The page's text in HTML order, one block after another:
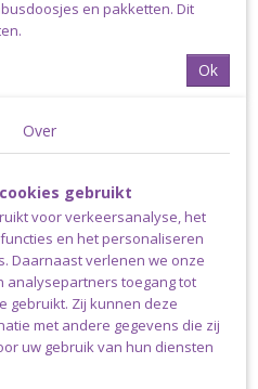
2,75mm
De haaknaalden uit de…
en pakketten. Dit
Ok
Over
gebruikt
voor verkeersanalyse, het
en het personaliseren
Daarnaast verlenen we onze
analysepartners toegang tot
gebruikt. Zij kunnen deze
met andere gegevens die zij
uw gebruik van hun diensten